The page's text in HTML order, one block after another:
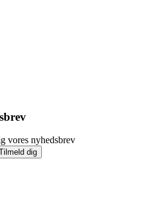
vores nyhedsbrev
dig